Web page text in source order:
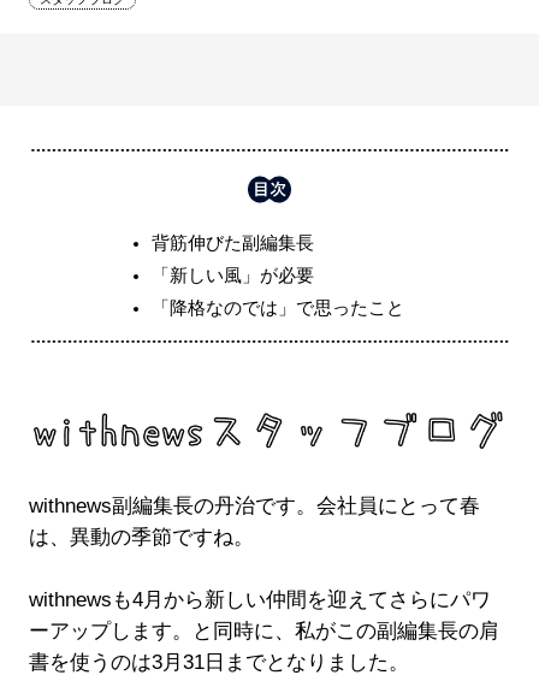
背筋伸びた副編集長
「新しい風」が必要
「降格なのでは」で思ったこと
withnews副編集長の丹治です。会社員にとって春
は、異動の季節ですね。
withnewsも4月から新しい仲間を迎えてさらにパワ
ーアップします。と同時に、私がこの副編集長の肩
書を使うのは3月31日までとなりました。